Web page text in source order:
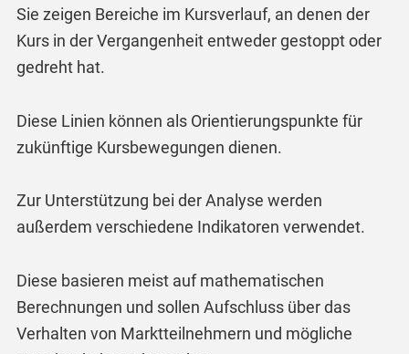
Sie zeigen Bereiche im Kursverlauf, an denen der
Kurs in der Vergangenheit entweder gestoppt oder
gedreht hat.
Diese Linien können als Orientierungspunkte für
zukünftige Kursbewegungen dienen.
Zur Unterstützung bei der Analyse werden
außerdem verschiedene Indikatoren verwendet.
Diese basieren meist auf mathematischen
Berechnungen und sollen Aufschluss über das
Verhalten von Marktteilnehmern und mögliche